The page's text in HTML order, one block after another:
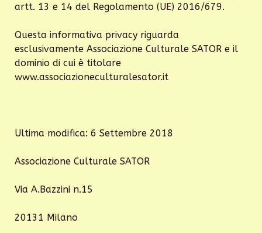
artt. 13 e 14 del Regolamento (UE) 2016/679.
Questa informativa privacy riguarda
esclusivamente Associazione Culturale SATOR e il
dominio di cui è titolare
www.associazioneculturalesator.it
Ultima modifica: 6 Settembre 2018
Associazione Culturale SATOR
Via A.Bazzini n.15
20131 Milano